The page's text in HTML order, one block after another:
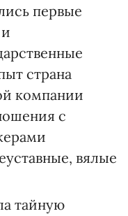
первые
страна
компании
с
вялые
тайную